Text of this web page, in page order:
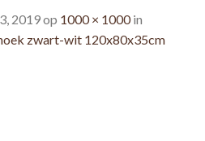
2019op 1000 × 1000in
zwart-wit 120x80x35cm